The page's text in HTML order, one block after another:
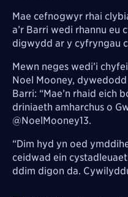
Mae cefnogwyr rhai
a’r Barri wedi rhannu eu
digwydd ar y cyfryngau
Mewn neges wedi’i
Noel Mooney,
Barri: “Mae’n rhaid eich
driniaeth amharchus o
@NoelMooney13.
“Dim hyd yn oed
ceidwad ein
ddim digon da.